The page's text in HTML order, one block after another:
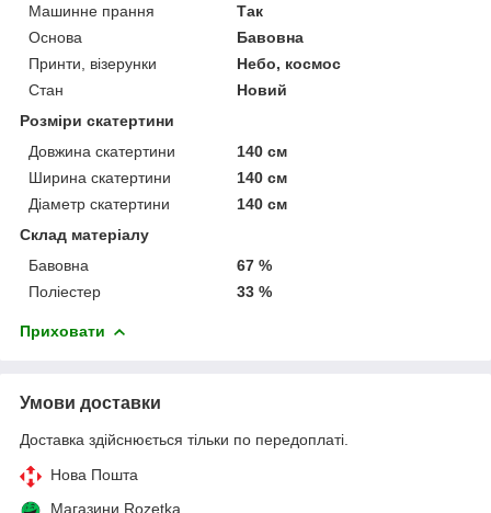
Машинне прання
Так
Основа
Бавовна
Принти, візерунки
Небо, космос
Стан
Новий
Розміри скатертини
Довжина скатертини
140 см
Ширина скатертини
140 см
Діаметр скатертини
140 см
Склад матеріалу
Бавовна
67 %
Поліестер
33 %
Приховати
Умови доставки
Доставка здійснюється тільки по передоплаті.
Нова Пошта
Магазини Rozetka